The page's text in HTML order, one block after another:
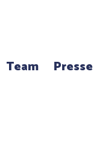
Team Presse